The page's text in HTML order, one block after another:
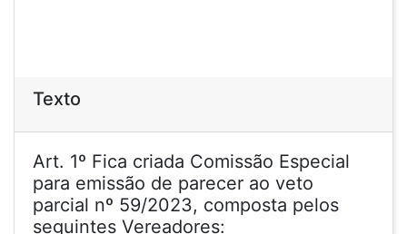
Texto
Art. 1º Fica criada Comissão Especial
para emissão de parecer ao veto
parcial nº 59/2023, composta pelos
seguintes Vereadores: